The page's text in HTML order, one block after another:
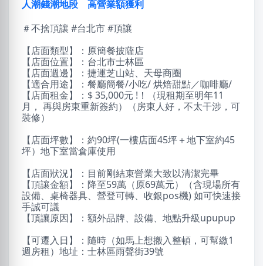
人潮錢潮地段 高營業額獲利
＃不捨頂讓 #台北市 #頂讓
【店面類型】：原簡餐披薩店
【店面位置】：台北市士林區
【店面週邊】：捷運芝山站、天母商圈
【適合用途】：餐廳簡餐/小吃/ 烘焙甜點／咖啡廳/
【店面租金】：$ 35,000元 !！（現租期至明年11
月， 再與房東重新簽約）（房東人好，不太干涉，可
裝修）
【店面坪數】：約90坪(一樓店面45坪＋地下室約45
坪）地下室當倉庫使用
【店面狀況】：目前剛結束營業大致以清潔完畢
【頂讓金額】：降至59萬（原69萬元）（含現場所有
設備、桌椅器具、營登可轉、收銀pos機) 如可快速接
手誠可議
【頂讓原因】：額外品牌、設備、地點升級upupup
【可遷入日】：隨時（如馬上想搬入整頓，可幫繳1
週房租）地址：士林區雨聲街39號